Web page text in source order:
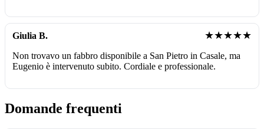
Giulia B. ★★★★★
Non trovavo un fabbro disponibile a San Pietro in Casale, ma
Eugenio è intervenuto subito. Cordiale e professionale.
Domande frequenti